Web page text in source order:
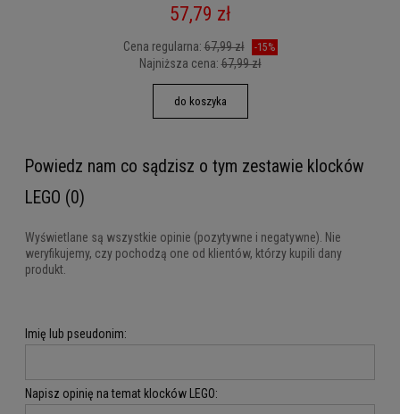
57,79 zł
Cena regularna:67,99 zł -15%
Najniższa cena:67,99 zł
do koszyka
Powiedz nam co sądzisz o tym zestawie klocków
LEGO (0)
Wyświetlane są wszystkie opinie (pozytywne i negatywne). Nie
weryfikujemy, czy pochodzą one od klientów, którzy kupili dany
produkt.
Imię lub pseudonim:
Napisz opinię na temat klocków LEGO: